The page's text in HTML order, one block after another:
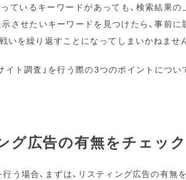
ているキーワードがあっても、検索結果
させたいキーワードを見つけたら、事前
いを繰り返すことになってしまいかねません
イト調査」を行う際の3つのポイントにつ
グ広告の有無をチェック
う場合、まずは、リスティング広告の有無